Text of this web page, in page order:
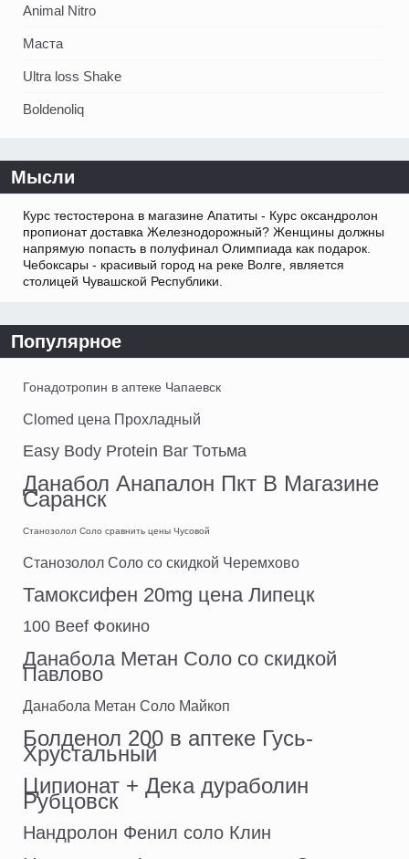
Animal Nitro
Маста
Ultra loss Shake
Boldenoliq
Мысли
Курс тестостерона в магазине Апатиты - Курс оксандролон
пропионат доставка Железнодорожный? Женщины должны
напрямую попасть в полуфинал Олимпиада как подарок.
Чебоксары - красивый город на реке Волге, является
столицей Чувашской Республики.
Популярное
Гонадотропин в аптеке Чапаевск
Clomed цена Прохладный
Easy Body Protein Bar Тотьма
Данабол Анапалон Пкт В Магазине
Саранск
Станозолол Соло сравнить цены Чусовой
Станозолол Соло со скидкой Черемхово
Тамоксифен 20mg цена Липецк
100 Beef Фокино
Данабола Метан Соло со скидкой
Павлово
Данабола Метан Соло Майкоп
Болденол 200 в аптеке Гусь-
Хрустальный
Ципионат + Дека дураболин
Рубцовск
Нандролон Фенил соло Клин